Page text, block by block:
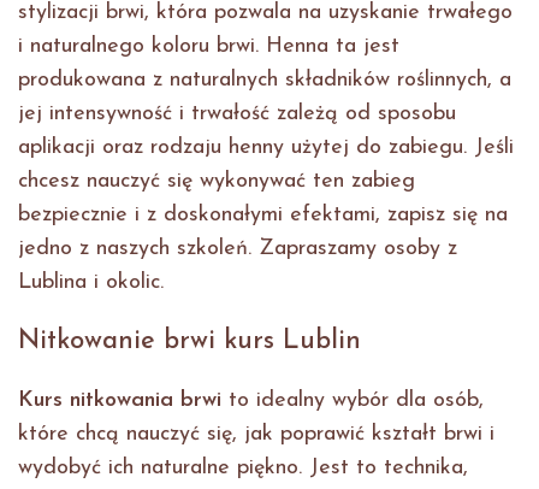
stylizacji brwi, która pozwala na uzyskanie trwałego
i naturalnego koloru brwi. Henna ta jest
produkowana z naturalnych składników roślinnych, a
jej intensywność i trwałość zależą od sposobu
aplikacji oraz rodzaju henny użytej do zabiegu. Jeśli
chcesz nauczyć się wykonywać ten zabieg
bezpiecznie i z doskonałymi efektami, zapisz się na
jedno z naszych szkoleń. Zapraszamy osoby z
Lublina i okolic.
Nitkowanie brwi kurs Lublin
Kurs nitkowania brwi to idealny wybór dla osób,
które chcą nauczyć się, jak poprawić kształt brwi i
wydobyć ich naturalne piękno. Jest to technika,